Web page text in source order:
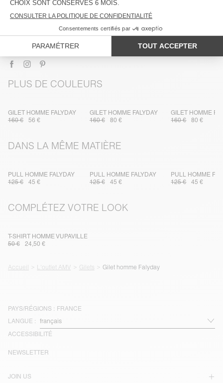
LIVRAISON ET RETOURS
PLUS DE COULEURS
GILET HOMME FALYDAY
160 €
56 €
GILET HOMME FALYDAY
160 €
80 €
GILET HOMME
160 €
80 €
DANS LA MÊME MATIÈRE
PULL HOMME FALYDAY
125 €
45 €
PULL HOMME FALYDAY
125 €
45 €
PULL HOMME
125 €
45 €
COMPLÉTEZ VOTRE LOOK
T-SHIRT HOMME VUPAVILLE
50 €
24,50 €
Accueil L'outlet AMV Gilets Gilet homme Falyday
PAYS/RÉGIONS : FRANCE
LANGUE :
ACCESSIBILITÉ
JOIN US
NEWSLETTER